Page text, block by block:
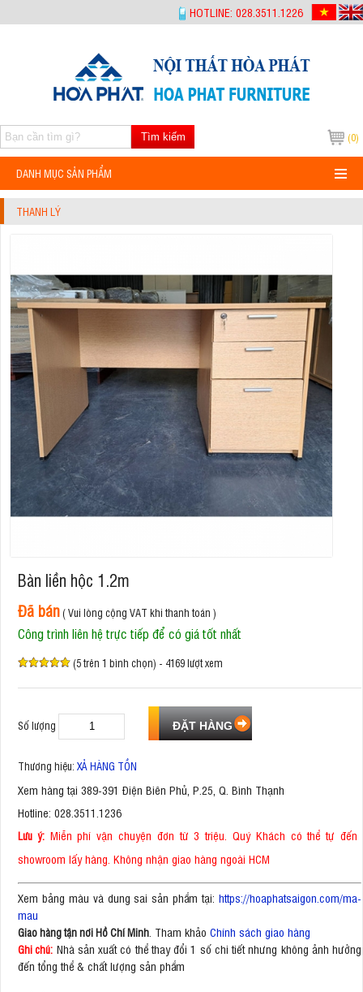
HOTLINE: 028.3511.1226
(0)
Tìm kiếm
DANH MỤC SẢN PHẨM
THANH LÝ
Bàn liền hộc 1.2m
Đã bán( Vui lòng cộng VAT khi thanh toán )
Công trình liên hệ trực tiếp để có giá tốt nhất
(5 trên 1 bình chọn) - 4169 lượt xem
Số lượng
Thương hiệu: XẢ HÀNG TỒN
Xem hàng tại 389-391 Điện Biên Phủ, P.25, Q. Bình Thạnh
Hotline: 028.3511.1236
Lưu ý:Miễn phí vận chuyện đơn từ 3 triệu. Quý Khách có thể tự đến
showroom lấy hàng. Không nhận giao hàng ngoài HCM
Xem bảng màu và dung sai sản phẩm tại: https://hoaphatsaigon.com/ma-
mau
Giao hàng tận nơi Hồ Chí Minh . Tham khảo Chính sách giao hàng
Ghi chú: Nhà sản xuất có thể thay đổi 1 số chi tiết nhưng không ảnh hưởng
đến tổng thể & chất lượng sản phẩm